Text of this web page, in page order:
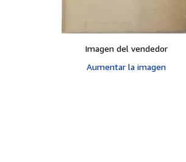
Imagen del vendedor
Aumentar la imagen